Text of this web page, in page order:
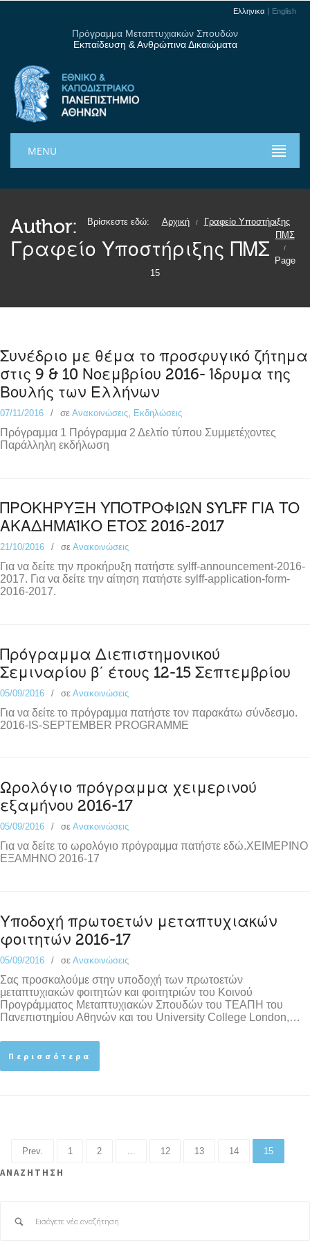
Ελληνικα English
Πρόγραμμα Μεταπτυχιακών Σπουδών
Εκπαίδευση & Ανθρώπινα Δικαιώματα
MENU
Author:
Γραφείο Υποστήριξης ΠΜΣ
Βρίσκεστε εδώ: Αρχική /
Γραφείο Υποστήριξης
ΠΜΣ
/
Page
15
Συνέδριο με θέμα το προσφυγικό ζήτημα
στις 9 & 10 Νοεμβρίου 2016- Ίδρυμα της
Βουλής των Ελλήνων
07/11/2016 σε Ανακοινώσεις, Εκδηλώσεις
Πρόγραμμα 1 Πρόγραμμα 2 Δελτίο τύπου Συμμετέχοντες
Παράλληλη εκδήλωση
ΠΡΟΚΗΡΥΞΗ ΥΠΟΤΡΟΦΙΩΝ SYLFF ΓΙΑ ΤΟ
ΑΚΑΔΗΜΑΪΚΟ ΕΤΟΣ 2016-2017
21/10/2016 σε Ανακοινώσεις
Για να δείτε την προκήρυξη πατήστε sylff-announcement-2016-
2017. Για να δείτε την αίτηση πατήστε sylff-application-form-
2016-2017.
Πρόγραμμα Διεπιστημονικού
Σεμιναρίου β΄ έτους 12-15 Σεπτεμβρίου
05/09/2016 σε Ανακοινώσεις
Για να δείτε το πρόγραμμα πατήστε τον παρακάτω σύνδεσμο.
2016-IS-SEPTEMBER PROGRAMME
Ωρολόγιο πρόγραμμα χειμερινού
εξαμήνου 2016-17
05/09/2016 σε Ανακοινώσεις
Για να δείτε το ωρολόγιο πρόγραμμα πατήστε εδώ.ΧΕΙΜΕΡΙΝΟ
ΕΞΑΜΗΝΟ 2016-17
Υποδοχή πρωτοετών μεταπτυχιακών
φοιτητών 2016-17
05/09/2016 σε Ανακοινώσεις
Σας προσκαλούμε στην υποδοχή των πρωτοετών
μεταπτυχιακών φοιτητών και φοιτητριών του Κοινού
Προγράμματος Μεταπτυχιακών Σπουδών του ΤΕΑΠΗ του
Πανεπιστημίου Αθηνών και του University College London,…
Περισσότερα
Prev. 1 2 … 12 13 14 15
ΑΝΑΖΗΤΗΣΗ